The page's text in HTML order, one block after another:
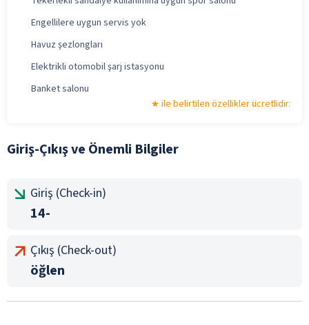
Engellilere uygun servis yok
Havuz şezlongları
Elektrikli otomobil şarj istasyonu
Banket salonu
ile belirtilen özellikler ücretlidir.
Giriş-Çıkış ve Önemli Bilgiler
Giriş (Check-in)
14-
Çıkış (Check-out)
öğlen